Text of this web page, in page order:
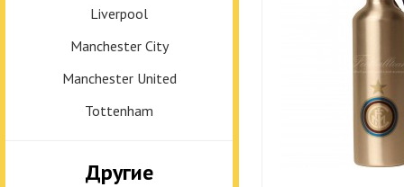
Liverpool
Manchester City
Manchester United
Tottenham
Другие